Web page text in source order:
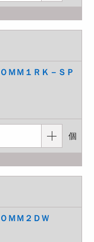
ＭＭ１ＲＫ－ＳＰ
個
ＭＭ２ＤＷ